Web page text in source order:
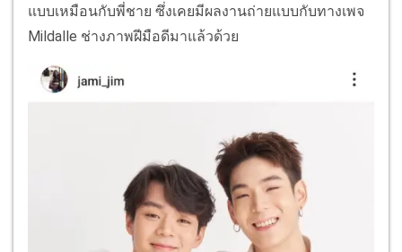
แบบเหมือนกับพี่ชาย ซึ่งเคยมีผลงานถ่ายแบบกับทางเพจ
Mildalle ช่างภาพฝีมือดีมาแล้วด้วย